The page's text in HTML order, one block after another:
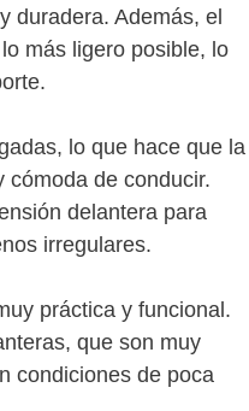
duradera. Además, el
más ligero posible, lo
lo que hace que la
cómoda de conducir.
delantera para
irregulares.
práctica y funcional.
que son muy
condiciones de poca